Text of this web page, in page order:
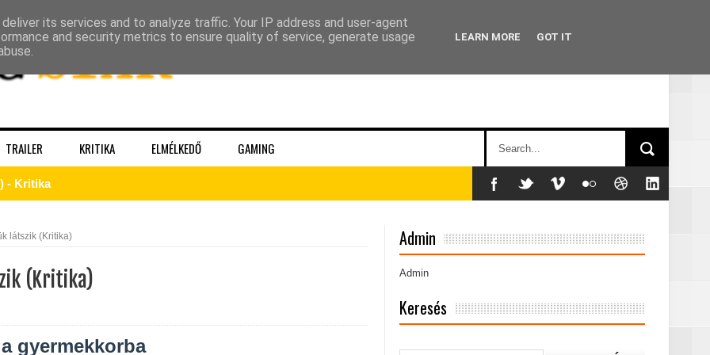
TRAILER KRITIKA ELMÉLKEDŐ GAMING
- Kritika
látszik (Kritika)
(Kritika)
gyermekkorba
Admin
Admin
Keresés
its services and to analyze traffic. Your IP address and user-agent
and security metrics to ensure quality of service, generate usage
LEARN MORE GOT IT